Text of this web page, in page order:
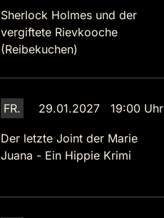
Sherlock Holmes und der
vergiftete Rievkooche
(Reibekuchen)
FR. 29.01.2027 19:00 Uhr
Der letzte Joint der Marie
Juana - Ein Hippie Krimi